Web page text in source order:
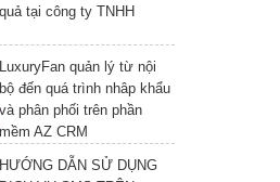
quả tại công ty TNHH
LuxuryFan quản lý từ nội
bộ đến quá trình nhâp khẩu
và phân phối trên phần
mềm AZ CRM
HƯỚNG DẪN SỬ DỤNG